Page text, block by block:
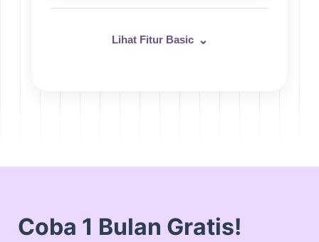
Lihat Fitur Basic ⌄
Coba 1 Bulan Gratis!